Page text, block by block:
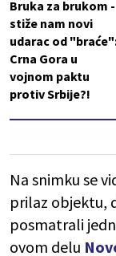
Bruka za brukom -
stiže nam novi
udarac od
Crna Gora u
vojnom paktu
protiv Srbije?!
Na snimku se
prilaz objektu,
posmatrali
ovom delu